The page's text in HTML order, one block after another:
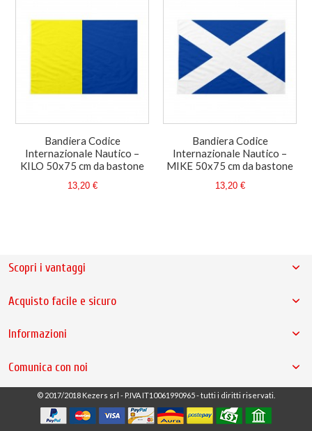
Bandiera Codice
Internazionale Nautico –
KILO 50x75 cm da bastone
13,20 €
Bandiera Codice
Internazionale Nautico –
MIKE 50x75 cm da bastone
13,20 €
Scopri i vantaggi
Acquisto facile e sicuro
Informazioni
Comunica con noi
© 2017/2018 Kezers srl - P.IVA IT10061990965 - tutti i diritti riservati.